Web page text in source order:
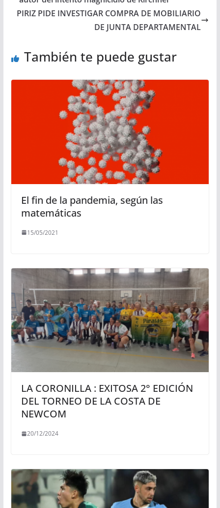
PIRIZ PIDE INVESTIGAR COMPRA DE MOBILIARIO
DE JUNTA DEPARTAMENTAL
También te puede gustar
El fin de la pandemia, según las
matemáticas
15/05/2021
LA CORONILLA : EXITOSA 2° EDICIÓN
DEL TORNEO DE LA COSTA DE
NEWCOM
20/12/2024